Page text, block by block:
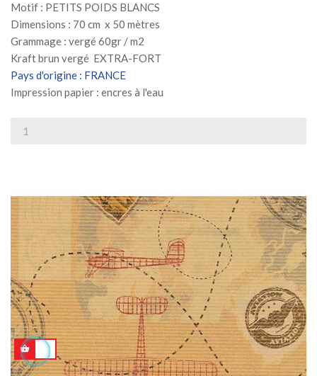
Motif : PETITS POIDS BLANCS
Dimensions : 70 cm x 50 mètres
Grammage : vergé 60gr / m2
Kraft brun vergé EXTRA-FORT
Pays d'origine : FRANCE
Impression papier : encres à l'eau